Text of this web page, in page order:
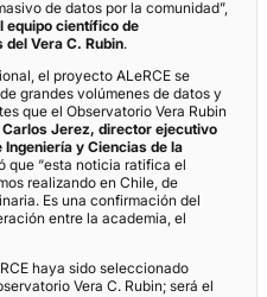
de datos por la comunidad”,
equipo científico de
Vera C. Rubin.
el proyecto ALeRCE se
grandes volúmenes de datos y
que el Observatorio Vera Rubin
Carlos Jerez, director ejecutivo
Ingeniería y Ciencias de la
que “esta noticia ratifica el
realizando en Chile, de
Es una confirmación del
entre la academia, el
haya sido seleccionado
Vera C. Rubin; será el